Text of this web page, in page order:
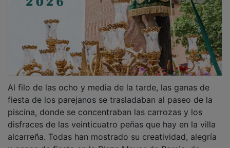
fiesta de los parejanos se trasladaban al paseo de la
piscina, donde se concentraban las carrozas y los
disfraces de las veinticuatro peñas que hay en la villa
alcarreña. Todas han mostrado su creatividad, alegría
y ganas de fiesta en la Plaza Mayor de Pareja, de